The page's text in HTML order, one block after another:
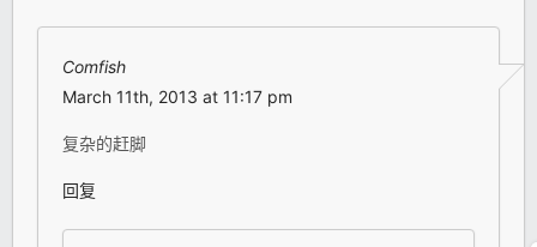
Comfish
March 11th, 2013 at 11:17 pm
复杂的赶脚
回复